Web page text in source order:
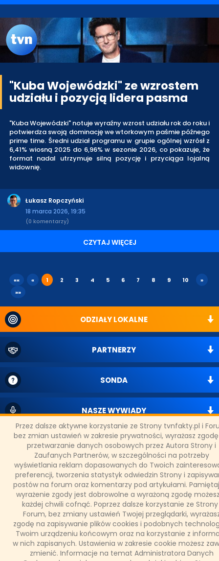
Przez dalsze aktywne korzystanie ze Strony tvnfakty.pl i
bez zmian ustawień w zakresie prywatności, wyrażasz
przetwarzanie danych osobowych przez Autora Strony i
Zaufanych Partnerów, w szczególności na potrzeby
wyświetlania reklam dopasowanych do Twoich
preferencji, tworzenia statystyk odwiedzin Strony i
postów na forum oraz komentarzy pod artykułami.
wyrażenie zgody jest dobrowolne a wyrażoną zgodę
każdej chwili cofnąć. Poprzez dalsze korzystanie ze
Forum, bez zmiany ustawień Twojej przeglądarki,
zgodę na zapisywanie plików cookies i podobnych
Twoim urządzeniu końcowym oraz na korzystanie z
w nich zapisanych. Ustawienia w zakresie cookie możesz
zmienić. Informacje na temat Administratora Danych
ODZIAŁY LOKALNE
PARTNERZY
SONDA
"Kuba Wojewódzki" ze wzrostem
udziału i pozycją lidera pasma
"Kuba Wojewódzki" notuje wyraźny wzrost udziału rok do roku i
potwierdza swoją dominację we wtorkowym paśmie późnego
prime time. Średni udział programu w grupie ogólnej wzrósł z
6,41% wiosną 2025 do 6,96% w sezonie 2026, co pokazuje, że
format nadal utrzymuje silną pozycję i przyciąga lojalną
widownię.
Łukasz Ropczyński
18 marca 2026, 19:35
(0 komentarzy)
CZYTAJ WIĘCEJ
«« « 1 2 3 4 5 6 7 8 9 10
»
»»
NASZE WYWIADY
FAKTY TVN
WAŻNE RELACJE
Copyright © 2011 - 2026 bywww.tvnfakty.pl| Wszystkie prawa
zastrzeżone.